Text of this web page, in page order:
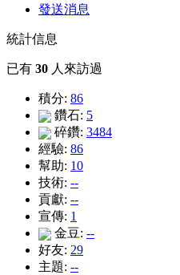
發送消息
統計信息
已有 30 人來訪過
積分: 86
鑽石: 5
碎鑽: 3484
經驗: 86
幫助: 10
技術: --
貢獻: --
宣傳: 1
金豆: --
好友: 29
主題: --